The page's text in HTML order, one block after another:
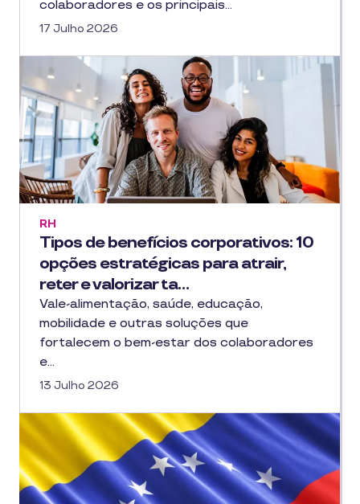
colaboradores e os principais…
17 Julho 2026
Tipos de benefícios corporativos: 10
opções estratégicas para atrair,
reter e valorizar ta…
RH
Vale-alimentação, saúde, educação,
mobilidade e outras soluções que
fortalecem o bem-estar dos colaboradores
e…
13 Julho 2026